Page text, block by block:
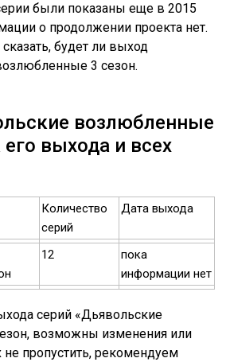
были показаны еще в 2015
о продолжении проекта нет.
будет ли выход
3 сезон.
возлюбленные
его выхода и всех
Количество
серий
Дата выхода
12
пока
информации нет
серий «Дьявольские
возможны изменения или
не пропустить, рекомендуем